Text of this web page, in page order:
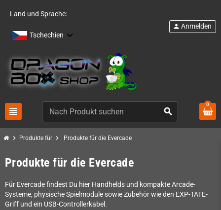
Land und Sprache:
Tschechien
view_headline search
person Anmelden
0
chevron_right Produkte für chevron_right Produkte für die Evercade
Produkte für die Evercade
Für Evercade findest Du hier Handhelds und kompakte Arcade-
Systeme, physische Spielmodule sowie Zubehör wie den EXP-TATE-
Griff und ein USB-Controllerkabel.